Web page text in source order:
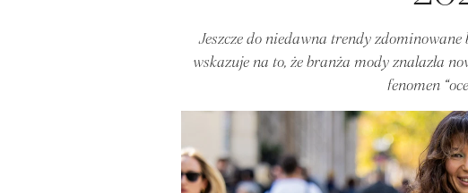
Jeszcze do niedawna trendy zdominowane
wskazuje na to, że branża mody znalazła
fenomen